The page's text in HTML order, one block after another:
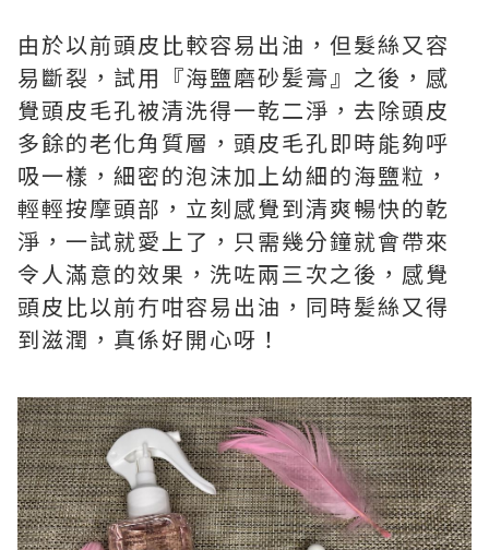
由於以前頭皮比較容易出油，但髮絲又容
易斷裂，試用『海鹽磨砂髪膏』之後，感
覺頭皮毛孔被清洗得一乾二淨，去除頭皮
多餘的老化角質層，頭皮毛孔即時能夠呼
吸一樣，細密的泡沫加上幼細的海鹽粒，
輕輕按摩頭部，立刻感覺到清爽暢快的亁
淨，一試就愛上了，只需幾分鐘就會帶來
令人滿意的效果，洗咗兩三次之後，感覺
頭皮比以前冇咁容易出油，同時髪絲又得
到滋潤，真係好開心呀！